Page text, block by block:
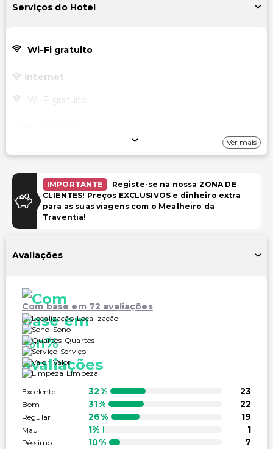
Serviços do Hotel
Wi-Fi gratuito
Internet
Wi-Fi gratuito
Acessibilidade
Acessível para cadeira de rodas – não
Ver mais
IMPORTANTE Registe-se na nossa ZONA DE
CLIENTES! Preços EXCLUSIVOS e dinheiro extra
para as suas viagens com o Mealheiro da
Traventia!
Avaliações
Com base em 72 avaliações
Localização
Sono
Quartos
Serviço
Valor
Limpeza
Excelente
32% 23
Bom 31% 22
Regular 26% 19
Mau 1% 1
Péssimo 10% 7